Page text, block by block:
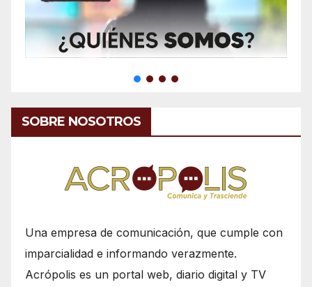
SOBRE NOSOTROS
Una empresa de comunicación, que cumple con
imparcialidad e informando verazmente.
Acrópolis es un portal web, diario digital y TV